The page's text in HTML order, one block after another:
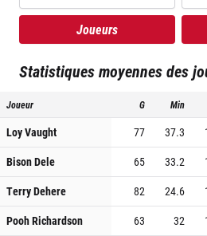
Joueurs
Statistiques moyennes des
Joueur G Min
Loy Vaught 77 37.3
Bison Dele
65 33.2
Terry Dehere
82 24.6
Pooh Richardson
63 32